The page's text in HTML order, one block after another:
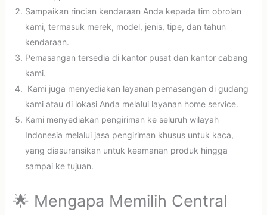
Sampaikan rincian kendaraan Anda kepada tim obrolan
kami, termasuk merek, model, jenis, tipe, dan tahun
kendaraan.
Pemasangan tersedia di kantor pusat dan kantor cabang
kami.
Kami juga menyediakan layanan pemasangan di gudang
kami atau di lokasi Anda melalui layanan home service.
Kami menyediakan pengiriman ke seluruh wilayah
Indonesia melalui jasa pengiriman khusus untuk kaca,
yang diasuransikan untuk keamanan produk hingga
sampai ke tujuan.
🌟 Mengapa Memilih Central